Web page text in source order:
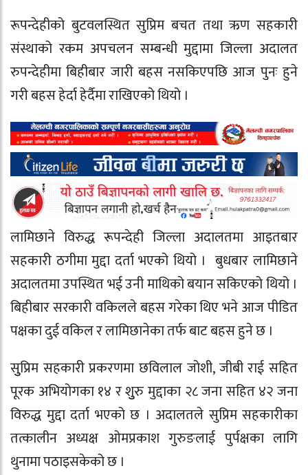
रूपन्देहीको बुटवलस्थित सुप्रिम बचत तथा ऋण सहकारी
संस्थाको रकम अपचलन सम्बन्धी मुद्दामा जिल्ला अदालत
रुपन्देहीमा बिहीबार जारी बहस नसकिएपछि आज पुनः हुने
गरी बहस हेर्दा हेर्दैमा राखिएको थियो ।
लामिछाने विरुद्ध रूपन्देही जिल्ला अदालतमा आइतबार
सहकारी ठगीमा मुद्दा दर्ता भएको थियो । बुधबार लामिछाने
अदालतमा उपस्थित भई उनी माथिको बयान सकिएको थियो ।
बिहीबार सरकारी वकिलले बहस गरेका थिए भने आज पीडित
पक्षका दुई वकिल र लामिछानेका तर्फ बाट बहस हुने छ ।
सुुप्रिम सहकारी प्रकरणमा छविलाल जोशी, जीबी राई सहित
पूरक अभियोगका १४ र शुुरु मुद्दाका २८ जना सहित ४२ जना
विरुद्ध मुद्दा दर्ता भएको छ । अदालतले सुप्रिम सहकारीका
तत्कालीन अध्यक्ष ओमप्रकाश गुरुङलाई पुर्पक्षका लागि
थुनामा पठाइसकेको छ ।